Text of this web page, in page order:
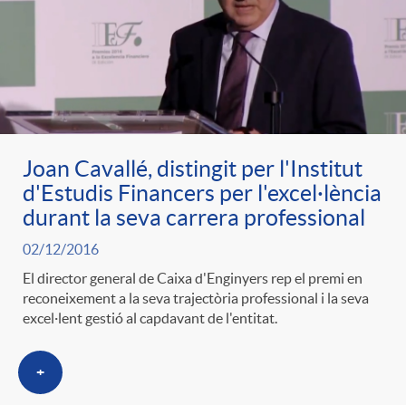
Joan Cavallé, distingit per l'Institut
d'Estudis Financers per l'excel·lència
durant la seva carrera professional
02/12/2016
El director general de Caixa d'Enginyers rep el premi en
reconeixement a la seva trajectòria professional i la seva
excel·lent gestió al capdavant de l'entitat.
+